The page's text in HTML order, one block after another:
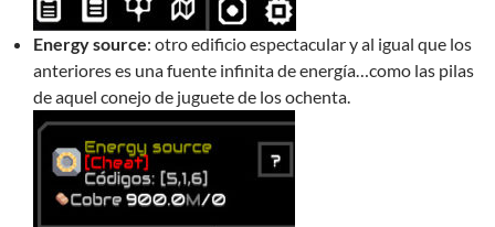
Energy source: otro edificio espectacular y al igual que los
anteriores es una fuente infinita de energía…como las pilas
de aquel conejo de juguete de los ochenta.